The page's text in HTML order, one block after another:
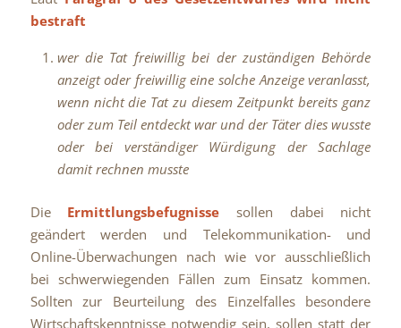
bestraft
wer die Tat freiwillig bei der zuständigen Behörde
anzeigt oder freiwillig eine solche Anzeige veranlasst,
wenn nicht die Tat zu diesem Zeitpunkt bereits ganz
oder zum Teil entdeckt war und der Täter dies wusste
oder bei verständiger Würdigung der Sachlage
damit rechnen musste
Die Ermittlungsbefugnisse sollen dabei nicht
geändert werden und Telekommunikation- und
Online-Überwachungen nach wie vor ausschließlich
bei schwerwiegenden Fällen zum Einsatz kommen.
Sollten zur Beurteilung des Einzelfalles besondere
Wirtschaftskenntnisse notwendig sein, sollen statt der